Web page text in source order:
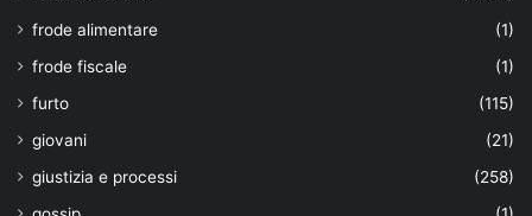
frode alimentare
(1)
frode fiscale
(1)
furto
(115)
giovani
(21)
giustizia e processi
(258)